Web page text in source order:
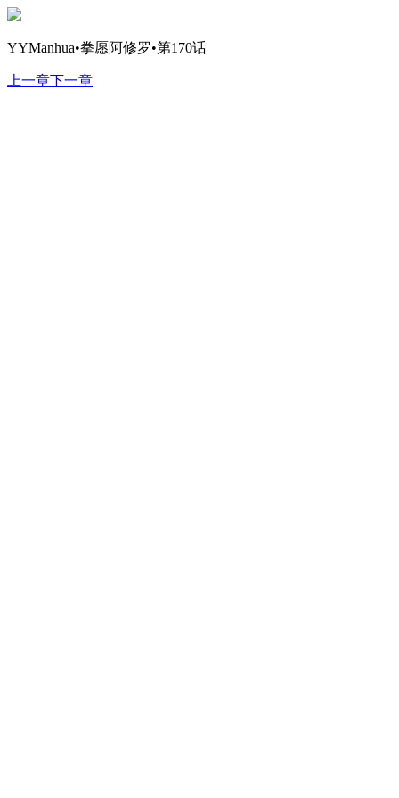
YYManhua•拳愿阿修罗•第170话
上一章下一章